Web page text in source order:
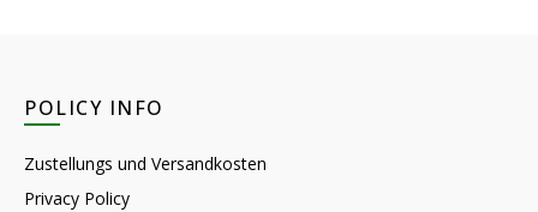
POLICY INFO
Zustellungs und Versandkosten
Privacy Policy